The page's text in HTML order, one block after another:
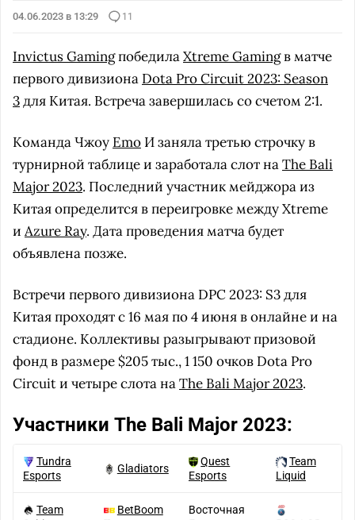
04.06.2023 в 13:29 11
Invictus GamingпобедилаXtreme Gamingв матче
первого дивизиона Dota Pro Circuit 2023: Season
3для Китая. Встреча завершилась со счетом 2:1.
Команда Чжоу Emo И заняла третью строчку в
турнирной таблице и заработала слот наThe Bali
Major 2023. Последний участник мейджора из
Китая определится в переигровке между Xtreme
и Azure Ray. Дата проведения матча будет
объявлена позже.
Встречи первого дивизиона DPC 2023: S3 для
Китая проходят с 16 мая по 4 июня в онлайне и на
стадионе. Коллективы разыгрывают призовой
фонд в размере $205 тыс., 1 150 очков Dota Pro
Circuit и четыре слота наThe Bali Major 2023.
Участники The Bali Major 2023:
Tundra
Esports
Gladiators
Quest
Esports
Team
Liquid
Team
BetBoom
Восточная